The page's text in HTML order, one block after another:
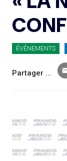
ÉVÉNEMENTS
Partager ...